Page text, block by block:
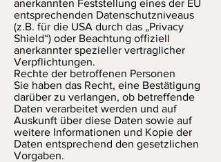
anerkannten Feststellung eines der EU
entsprechenden Datenschutzniveaus
(z.B. für die USA durch das „Privacy
Shield“) oder Beachtung offiziell
anerkannter spezieller vertraglicher
Verpflichtungen.
Rechte der betroffenen Personen
Sie haben das Recht, eine Bestätigung
darüber zu verlangen, ob betreffende
Daten verarbeitet werden und auf
Auskunft über diese Daten sowie auf
weitere Informationen und Kopie der
Daten entsprechend den gesetzlichen
Vorgaben.